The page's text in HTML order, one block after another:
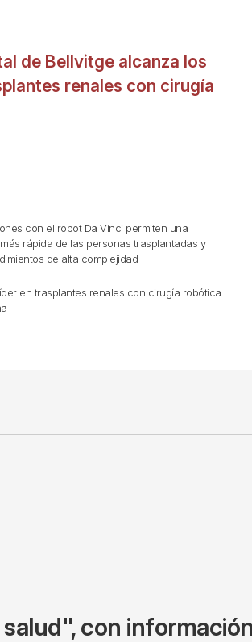
de Bellvitge alcanza los
renales con cirugía
con el robot Da Vinci permiten una
rápida de las personas trasplantadas y
de alta complejidad
en trasplantes renales con cirugía robótica
con